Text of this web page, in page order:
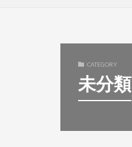
CATEGORY
未分類